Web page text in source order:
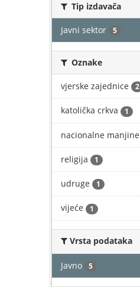
Tip izdavača
Javni sektor 5
Oznake
vjerske zajednice 2
katolička crkva 1
nacionalne manjine
religija 1
udruge 1
vijeće 1
Vrsta podataka
Javno 5